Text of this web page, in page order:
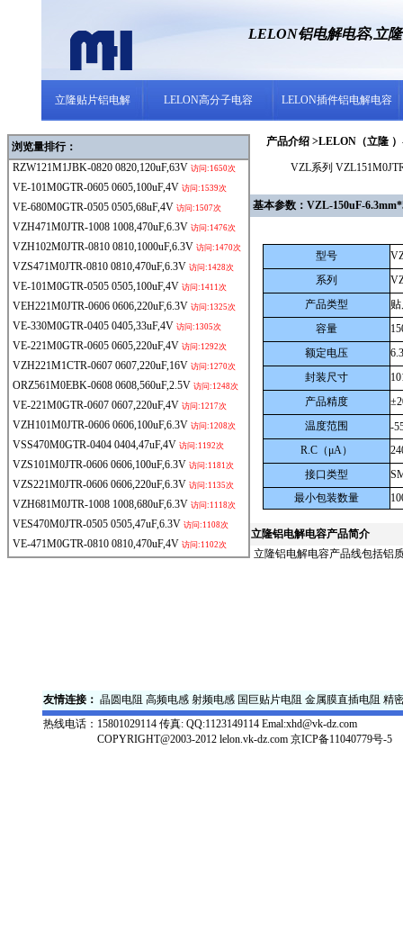
LELON铝电解电容,立
立隆贴片铝电解 LELON高分子电容 LELON插件铝电解电容
浏览量排行：
RZW121M1JBK-0820 0820,120uF,63V 访问:1650次
VE-101M0GTR-0605 0605,100uF,4V 访问:1539次
VE-680M0GTR-0505 0505,68uF,4V 访问:1507次
VZH471M0JTR-1008 1008,470uF,6.3V 访问:1476次
VZH102M0JTR-0810 0810,1000uF,6.3V 访问:1470次
VZS471M0JTR-0810 0810,470uF,6.3V 访问:1428次
VE-101M0GTR-0505 0505,100uF,4V 访问:1411次
VEH221M0JTR-0606 0606,220uF,6.3V 访问:1325次
VE-330M0GTR-0405 0405,33uF,4V 访问:1305次
VE-221M0GTR-0605 0605,220uF,4V 访问:1292次
VZH221M1CTR-0607 0607,220uF,16V 访问:1270次
ORZ561M0EBK-0608 0608,560uF,2.5V 访问:1248次
VE-221M0GTR-0607 0607,220uF,4V 访问:1217次
VZH101M0JTR-0606 0606,100uF,6.3V 访问:1208次
VSS470M0GTR-0404 0404,47uF,4V 访问:1192次
VZS101M0JTR-0606 0606,100uF,6.3V 访问:1181次
VZS221M0JTR-0606 0606,220uF,6.3V 访问:1135次
VZH681M0JTR-1008 1008,680uF,6.3V 访问:1118次
VES470M0JTR-0505 0505,47uF,6.3V 访问:1108次
VE-471M0GTR-0810 0810,470uF,4V 访问:1102次
产品介绍 >LELON（立隆
VZL系列
基本参数：VZL-150uF-
型号
系列
产品类型
容量
额定电压
封装尺寸
产品精度
温度范围
-
R.C （μA）
接口类型
最小包装数量
立隆铝电解电容产品简介
立隆铝电解电容产品线包括铝
友情连接： 晶圆电阻 高频电感 射频电感 国巨贴片电阻 金属膜直插电阻 精
热线电话： 15801029114 传真: QQ:1123149114 Emal:xhd@vk-dz.com
COPYRIGHT@2003-2012 lelon.vk-dz.com 京ICP备11040779号-5